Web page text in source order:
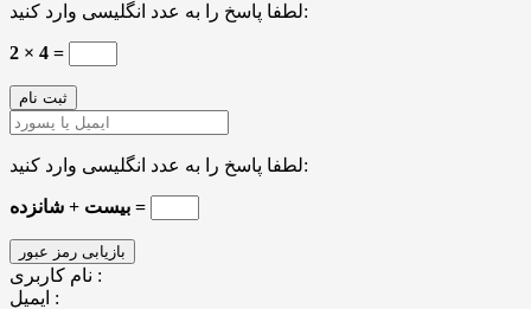
لطفا پاسخ را به عدد انگلیسی وارد کنید:
2 × 4 =
لطفا پاسخ را به عدد انگلیسی وارد کنید:
بیست + شانزده =
نام کاربری :
ایمیل :